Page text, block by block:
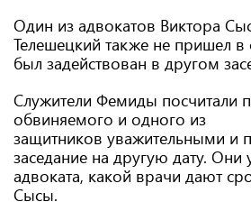
Один из адвокатов Виктора
Телешецкий также не пришел в
был задействован в другом
Служители Фемиды посчитали
обвиняемого и одного из
защитников уважительными и
заседание на другую дату. Они
адвоката, какой врачи дают
Сысы.